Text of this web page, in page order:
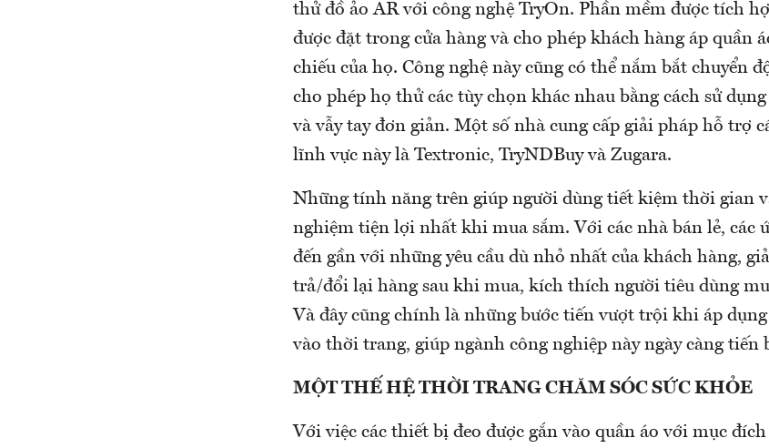
thử đồ ảo AR với công nghệ TryOn. Phần mềm được tích
được đặt trong cửa hàng và cho phép khách hàng áp quần
chiếu của họ. Công nghệ này cũng có thể nắm bắt chuyển
cho phép họ thử các tùy chọn khác nhau bằng cách sử
và vẫy tay đơn giản. Một số nhà cung cấp giải pháp hỗ trợ
lĩnh vực này là Textronic, TryNDBuy và Zugara.
Những tính năng trên giúp người dùng tiết kiệm thời gian
nghiệm tiện lợi nhất khi mua sắm. Với các nhà bán lẻ, các
đến gần với những yêu cầu dù nhỏ nhất của khách hàng,
trả/đổi lại hàng sau khi mua, kích thích người tiêu dùng
Và đây cũng chính là những bước tiến vượt trội khi áp
vào thời trang, giúp ngành công nghiệp này ngày càng tiến
MỘT THẾ HỆ THỜI TRANG CHĂM SÓC SỨC KHỎE
Với việc các thiết bị đeo được gắn vào quần áo với mục